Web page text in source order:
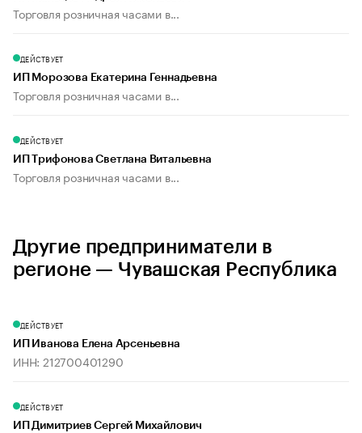
Торговля розничная часами в...
ДЕЙСТВУЕТ
ИП Морозова Екатерина Геннадьевна
Торговля розничная часами в...
ДЕЙСТВУЕТ
ИП Трифонова Светлана Витальевна
Торговля розничная часами в...
Другие предприниматели в
регионе — Чувашская Республика
ДЕЙСТВУЕТ
ИП Иванова Елена Арсеньевна
ИНН: 212700401290
ДЕЙСТВУЕТ
ИП Димитриев Сергей Михайлович